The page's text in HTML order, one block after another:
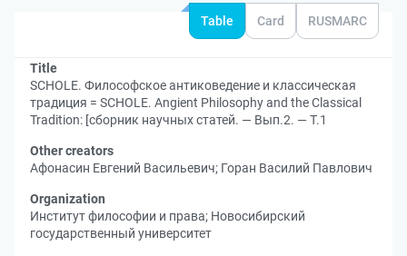
Table Card RUSMARC
Title
SCHOLE. Философское антиковедение и классическая
традиция = SCHOLE. Angient Philosophy and the Classical
Tradition: [сборник научных статей. — Вып.2. — Т.1
Other creators
Афонасин Евгений Васильевич; Горан Василий Павлович
Organization
Институт философии и права; Новосибирский
государственный университет